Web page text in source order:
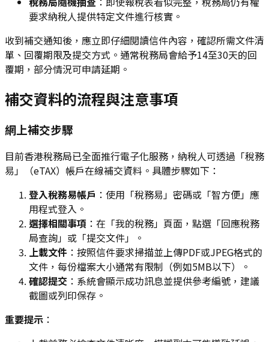
要求納稅人提供特定文件進行核實。
收到補交通知後，應立即仔細閱讀信件內容，確認所需文件清
單、回覆期限及提交方式。通常稅務局會給予14至30天的回
覆期，部分情況可申請延期。
補交資料的流程與注意事項
網上補交步驟
目前香港稅務局已全面推行電子化服務，納稅人可透過「稅務
易」（eTAX）帳戶在線補交資料。具體步驟如下：
登入稅務易帳戶 ：使用「稅務易」密碼或「智方便」應
用程式登入。
選擇相關事項 ：在「我的稅務」頁面，點選「回應稅務
局查詢」或「提交文件」。
上載文件 ：按照信件要求掃描並上傳PDF或JPEG格式的
文件，每份檔案大小通常有限制（例如5MB以下）。
確認提交 ：系統會顯示成功訊息並提供參考編號，建議
截圖或列印保存。
重要提示 ：